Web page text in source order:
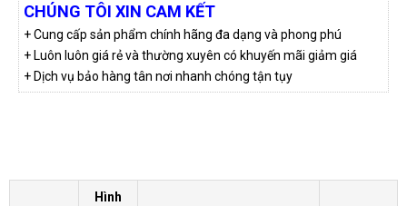
CHÚNG TÔI XIN CAM KẾT
+ Cung cấp sản phẩm chính hãng đa dạng và phong phú
+ Luôn luôn giá rẻ và thường xuyên có khuyến mãi giảm giá
+ Dịch vụ bảo hàng tân nơi nhanh chóng tận tụy
Hình